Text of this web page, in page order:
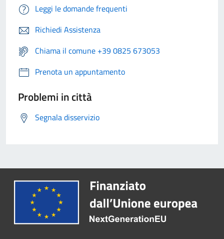
Leggi le domande frequenti
Richiedi Assistenza
Chiama il comune +39 0825 673053
Prenota un appuntamento
Problemi in città
Segnala disservizio